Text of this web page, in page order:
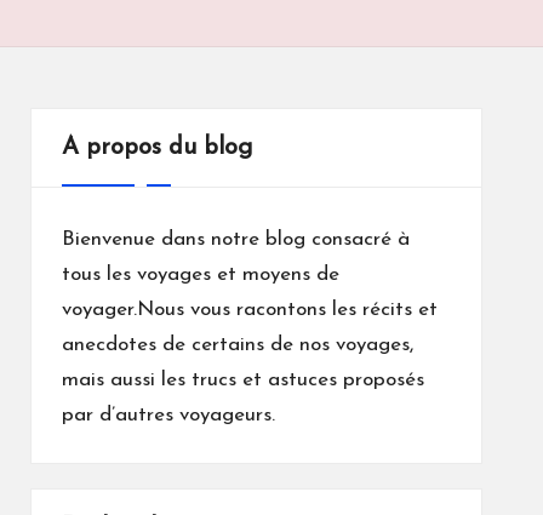
A propos du blog
Bienvenue dans notre blog consacré à
tous les voyages et moyens de
voyager.Nous vous racontons les récits et
anecdotes de certains de nos voyages,
mais aussi les trucs et astuces proposés
par d’autres voyageurs.